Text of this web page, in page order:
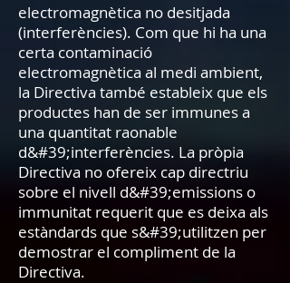
electromagnètica no desitjada
(interferències). Com que hi ha una
certa contaminació
electromagnètica al medi ambient,
la Directiva també estableix que els
productes han de ser immunes a
una quantitat raonable
d&#39;interferències. La pròpia
Directiva no ofereix cap directriu
sobre el nivell d&#39;emissions o
immunitat requerit que es deixa als
estàndards que s&#39;utilitzen per
demostrar el compliment de la
Directiva.